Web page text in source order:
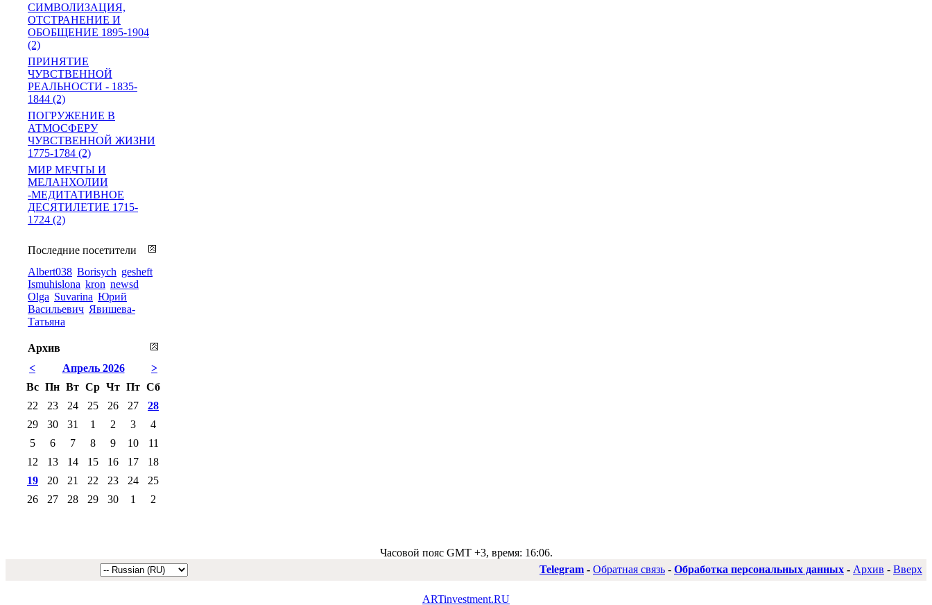
СИМВОЛИЗАЦИЯ,
ОТСТРАНЕНИЕ И
ОБОБЩЕНИЕ 1895-1904
(2)
ПРИНЯТИЕ
ЧУВСТВЕННОЙ
РЕАЛЬНОСТИ - 1835-
1844 (2)
ПОГРУЖЕНИЕ В
АТМОСФЕРУ
ЧУВСТВЕННОЙ ЖИЗНИ
1775-1784 (2)
МИР МЕЧТЫ И
МЕЛАНХОЛИИ
-МЕДИТАТИВНОЕ
ДЕСЯТИЛЕТИЕ 1715-
1724 (2)
Последние посетители
Albert038 Borisych gesheft
Ismuhislona kron newsd
Olga Suvarina Юрий
Васильевич Явишева-
Татьяна
Архив
<
>
Апрель 2026
Вс Пн Вт Ср Чт Пт Сб
22
23 24 25 26 27
28
29
30 31 1 2 3
4
5
6 7 8 9 10
11
12
13 14 15 16 17
18
19
20 21 22 23 24
25
26
27 28 29 30 1 2
Часовой пояс GMT +3, время: 16:06.
Telegram - Обратная связь - Обработка персональных данных - Архив - Вверх
ARTinvestment.RU